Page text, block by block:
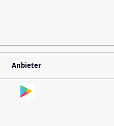
Anbieter